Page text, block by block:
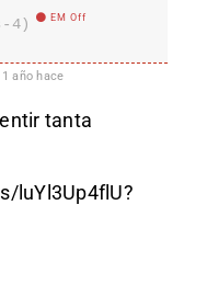
4) EM Off
1 año hace
tanta
luYl3Up4flU?